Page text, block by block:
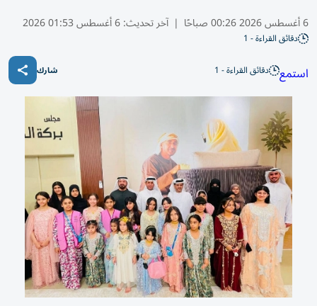
6 أغسطس 2026 00:26 صباحًا | آخر تحديث:6 أغسطس 01:53 2026
دقائق القراءة - 1
استمع دقائق القراءة - 1 شارك